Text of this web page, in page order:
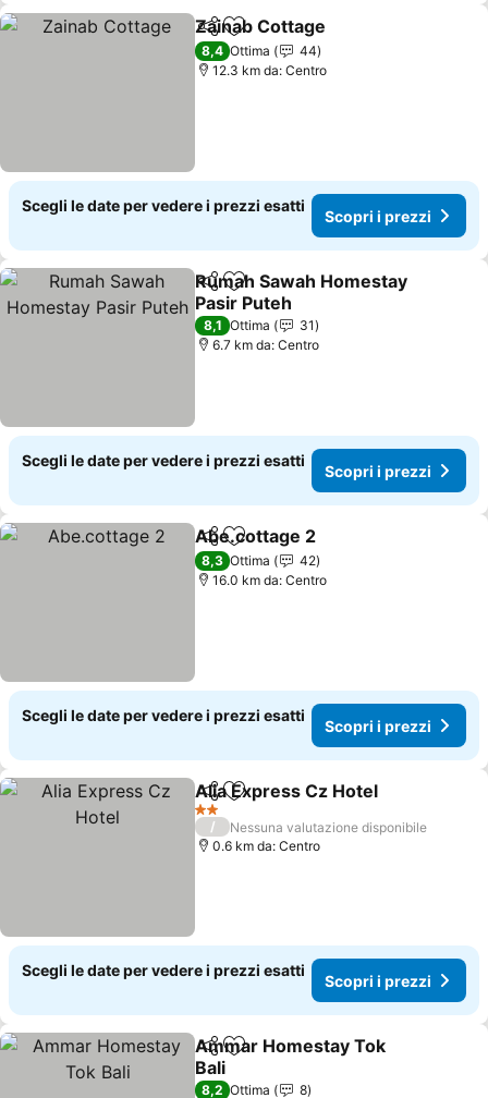
CondividiAggiungi ai preferiti
Zainab Cottage
8,4 Ottima
44
12.3 km da: Centro
Scegli le date per vedere i prezzi esatti
Scopri i prezzi
CondividiAggiungi ai preferiti
Rumah Sawah Homestay
Pasir Puteh
Scopri i prezzi
8,1 Ottima
31
6.7 km da: Centro
Scegli le date per vedere i prezzi esatti
Scopri i prezzi
CondividiAggiungi ai preferiti
Abe.cottage 2
8,3 Ottima
42
16.0 km da: Centro
Scegli le date per vedere i prezzi esatti
Scopri i prezzi
CondividiAggiungi ai preferiti
Alia Express Cz Hotel
2 Stelle
/
Nessuna valutazione disponibile
0.6 km da: Centro
Scegli le date per vedere i prezzi esatti
Scopri i prezzi
CondividiAggiungi ai preferiti
Ammar Homestay Tok
Bali
Scopri i prezzi
8,2 Ottima 8